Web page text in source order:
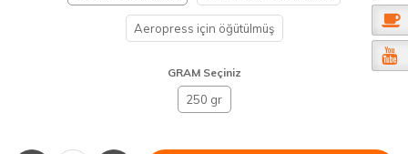
Aeropress için öğütülmüş
GRAM Seçiniz
250 gr